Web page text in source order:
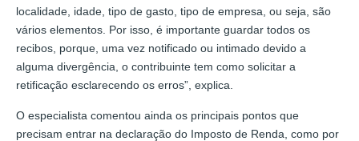
localidade, idade, tipo de gasto, tipo de empresa, ou seja, são
vários elementos. Por isso, é importante guardar todos os
recibos, porque, uma vez notificado ou intimado devido a
alguma divergência, o contribuinte tem como solicitar a
retificação esclarecendo os erros”, explica.
O especialista comentou ainda os principais pontos que
precisam entrar na declaração do Imposto de Renda, como por